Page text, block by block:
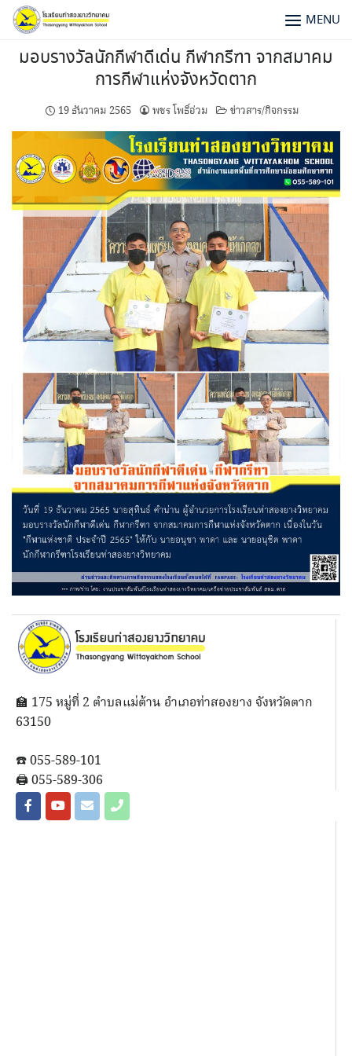
MENU
มอบรางวัลนักกีฬาดีเด่น กีฬากรีฑา จากสมาคม
การกีฬาแห่งจังหวัดตาก
19 ธันวาคม 2565 พชร โพธิ์อ่วม ข่าวสาร/กิจกรรม
🏫 175 หมู่ที่ 2 ตำบลแม่ต้าน อำเภอท่าสองยาง จังหวัดตาก
63150
☎️ 055-589-101
🖨 055-589-306